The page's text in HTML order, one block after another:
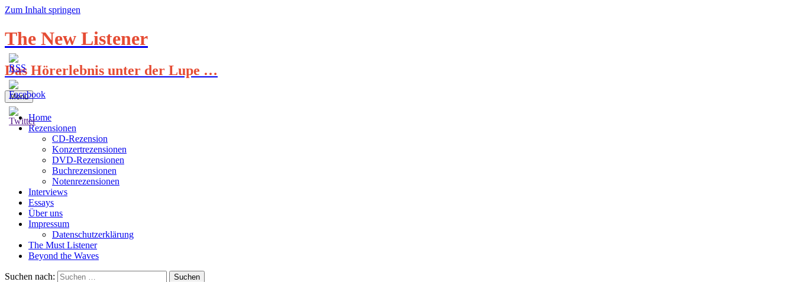
Zum Inhalt springen
The New Listener
Das Hörerlebnis unter der Lupe …
Menü
Home
Rezensionen
CD-Rezension
Konzertrezensionen
DVD-Rezensionen
Buchrezensionen
Notenrezensionen
Interviews
Essays
Über uns
Impressum
Datenschutzerklärung
The Must Listener
Beyond the Waves
Suchen nach: